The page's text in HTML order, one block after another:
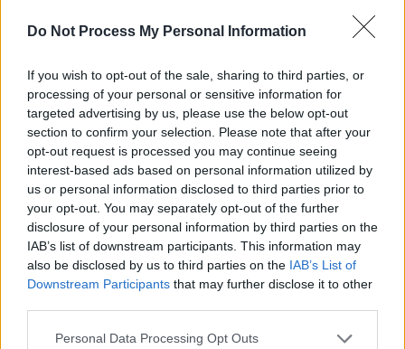
Do Not Process My Personal Information
If you wish to opt-out of the sale, sharing to third parties, or
processing of your personal or sensitive information for
targeted advertising by us, please use the below opt-out
section to confirm your selection. Please note that after your
opt-out request is processed you may continue seeing
interest-based ads based on personal information utilized by
us or personal information disclosed to third parties prior to
your opt-out. You may separately opt-out of the further
disclosure of your personal information by third parties on the
IAB’s list of downstream participants. This information may
also be disclosed by us to third parties on the IAB’s List of
Downstream Participants that may further disclose it to other
Please note that this website/app uses one or more Google
Personal Data Processing Opt Outs
φωτογραφίες, ας ρίξουν μία ματιά στην
επίσημη ιστοσελίδα τους, στην περιγραφή
του παιχνιδιού La Isla, όπου συνέβη το
ατύχημα, στην οποία οι ίδιοι έχουν
αναρτήσει τις ν λόγω φωτογραφίες.
Εξάλλου, υπάρχουν εξαιρετικά στοιχεία που
επιβεβαιώνουν ότι λειτουργούσαν μέχρι
πρόσφατα και όχι όπως ψευδέστατα
ισχυρίζονται. Το πώς φυλάσσονται δε τόσα
τετραγωνικά μέτρα χωρίς κάμερες, αυτό
αποτελεί θέμα που αφορά τα αρμόδια όργανα
του κράτους και τις διατάξεις περί